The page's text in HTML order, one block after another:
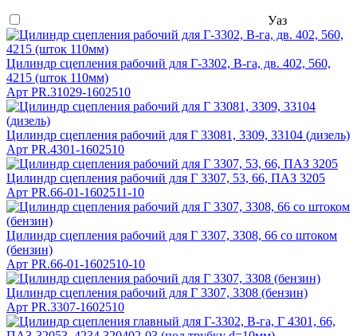
Уаз
Цилиндр сцепления рабочий для Г-3302, В-га, дв. 402, 560,
4215 (шток 110мм)
Арт PR.31029-1602510
Цилиндр сцепления рабочий для Г 33081, 3309, 33104 (дизель)
Арт PR.4301-1602510
Цилиндр сцепления рабочий для Г 3307, 53, 66, ПАЗ 3205
Арт PR.66-01-1602511-10
Цилиндр сцепления рабочий для Г 3307, 3308, 66 со штоком
(бензин)
Арт PR.66-01-1602510-10
Цилиндр сцепления рабочий для Г 3307, 3308 (бензин)
Арт PR.3307-1602510